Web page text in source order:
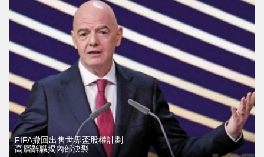
FIFA撤回出售世界盃股權計劃
高層辭職揭內部決裂